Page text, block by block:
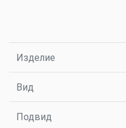
Изделие
Вид
Подвид